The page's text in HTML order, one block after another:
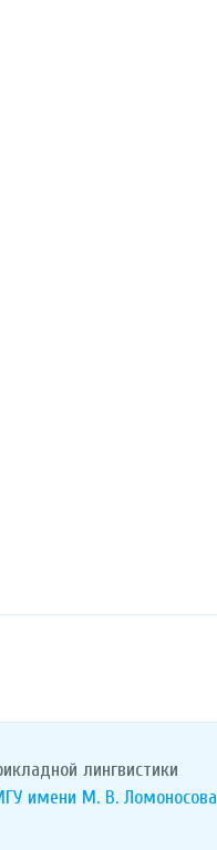
лингвистики
имени М. В. Ломоносова